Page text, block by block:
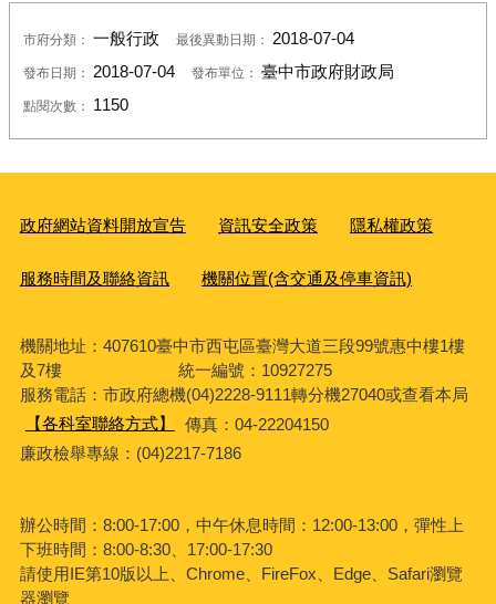
市府分類： 一般行政 最後異動日期： 2018-07-04
發布日期： 2018-07-04 發布單位： 臺中市政府財政局
點閱次數： 1150
政府網站資料開放宣告 資訊安全政策 隱私權政策
服務時間及聯絡資訊 機關位置(含交通及停車資訊)
機關地址：407610臺中市西屯區臺灣大道三段99號惠中樓1樓
及7樓 統一編號：10927275
服務電話：市政府總機(04)2228-9111轉分機27040或查看本局
【各科室聯絡方式】
傳真：04-22204150
廉政檢舉專線：(04)2217-7186
辦公時間：8:00-17:00，中午休息時間：12:00-13:00，彈性上
下班時間：8:00-8:30、17:00-17:30
請使用IE第10版以上、Chrome、FireFox、Edge、Safari瀏覽
器瀏覽